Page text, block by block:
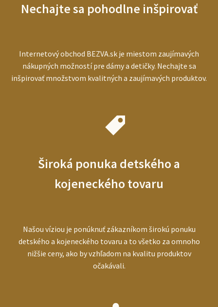
ľudí
Nechajte sa pohodlne inšpirovať
Internetový obchod BEZVA.sk je miestom zaujímavých
nákupných možností pre dámy a detičky. Nechajte sa
inšpirovať množstvom kvalitných a zaujímavých produktov.
Široká ponuka detského a
kojeneckého tovaru
Našou víziou je ponúknuť zákazníkom širokú ponuku
detského a kojeneckého tovaru a to všetko za omnoho
nižšie ceny, ako by vzhľadom na kvalitu produktov
očakávali.